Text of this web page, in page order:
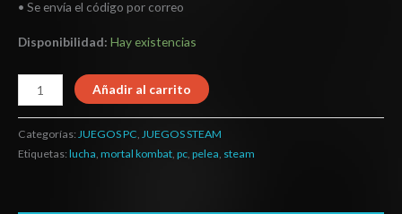
• Se envía el código por correo
Disponibilidad: Hay existencias
Añadir al carrito
Categorías: JUEGOS PC JUEGOS STEAM
Etiquetas: lucha mortal kombat pc pelea steam